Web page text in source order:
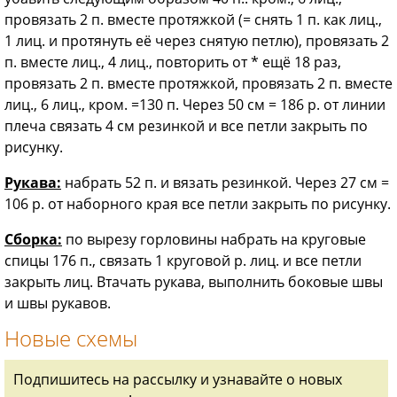
провязать 2 п. вместе протяжкой (= снять 1 п. как лиц.,
1 лиц. и протянуть её через снятую петлю), провязать 2
п. вместе лиц., 4 лиц., повторить от * ещё 18 раз,
провязать 2 п. вместе протяжкой, провязать 2 п. вместе
лиц., 6 лиц., кром. =130 п. Через 50 см = 186 р. от линии
плеча связать 4 см резинкой и все петли закрыть по
рисунку.
Рукава: набрать 52 п. и вязать резинкой. Через 27 см =
106 р. от наборного края все петли закрыть по рисунку.
Сборка: по вырезу горловины набрать на круговые
спицы 176 п., связать 1 круговой р. лиц. и все петли
закрыть лиц. Втачать рукава, выполнить боковые швы
и швы рукавов.
Новые схемы
Подпишитесь на рассылку и узнавайте о новых